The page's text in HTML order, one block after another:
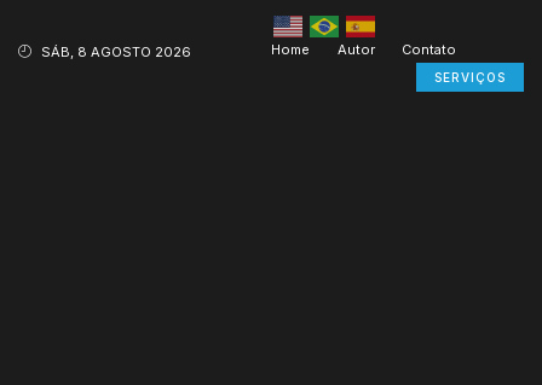
SÁB, 8 AGOSTO 2026 Home Autor Contato
SERVIÇOS